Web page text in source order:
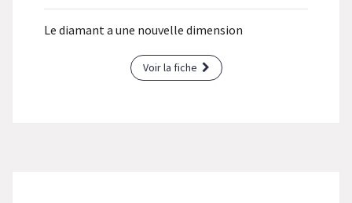
Le diamant a une nouvelle dimension
Voir la fiche